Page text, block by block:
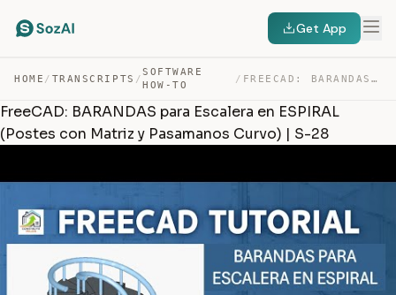
Get App
HOME / TRANSCRIPTS /
SOFTWARE
HOW-TO
/ FREECAD: BARANDAS PARA ESCALERA EN ESPIRAL (POSTES CON … — TRANSCRIPT
FreeCAD: BARANDAS para Escalera en ESPIRAL
(Postes con Matriz y Pasamanos Curvo) | S-28